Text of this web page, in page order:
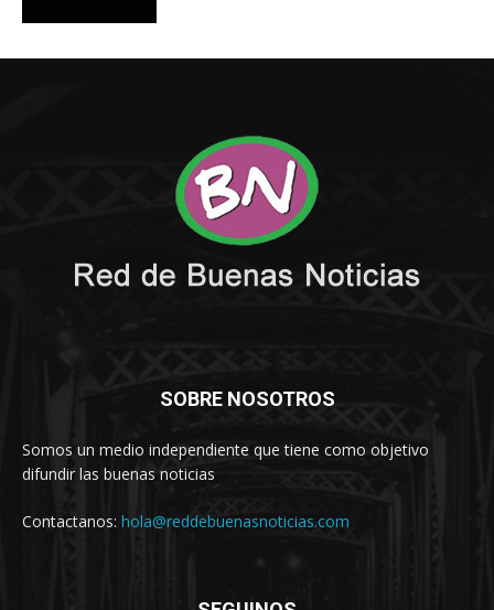
SOBRE NOSOTROS
Somos un medio independiente que tiene como objetivo
difundir las buenas noticias
Contactanos: hola@reddebuenasnoticias.com